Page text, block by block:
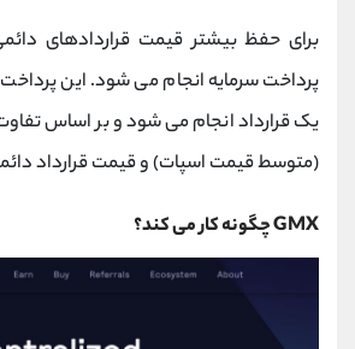
برای حفظ بیشتر قیمت قراردادهای
پرداخت سرمایه انجام می شود. این
یک قرارداد انجام می شود و بر اساس
(متوسط قیمت اسپات) و قیمت قرارداد
GMX چگونه کار می کند؟